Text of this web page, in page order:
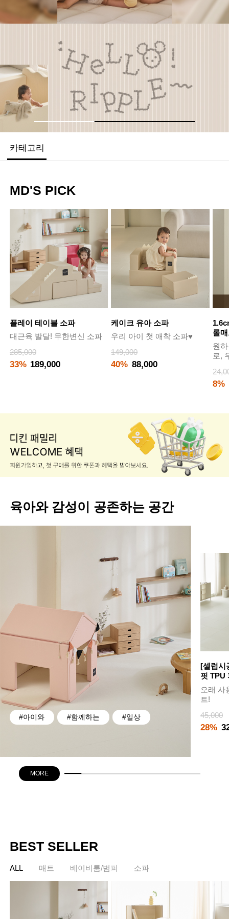
카테고리
MD'S PICK
플레이 테이블 소파
대근육 발달! 무한변신 소파
285,000
33% 189,000
케이크 유아 소파
우리 아이 첫 애착 소파♥
149,000
40% 88,000
롤
원
로,
8%
육아와 감성이 공존하는 공간
#아이와 #함께하는 #일상
[셀럽시
핏 TPU
오래 사
트!
45,000
28%
MORE
BEST SELLER
ALL 매트 베이비룸/범퍼 소파